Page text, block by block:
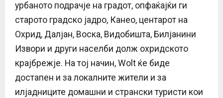
урбаното подрачје на градот, опфаќајќи ги
старото градско јадро, Канео, центарот на
Охрид, Далјан, Воска, Видобишта, Билјанини
Извори и други населби долж охридското
крајбрежје. На тој начин, Wolt ќе биде
достапен и за локалните жители и за
илјадниците домашни и странски туристи кои